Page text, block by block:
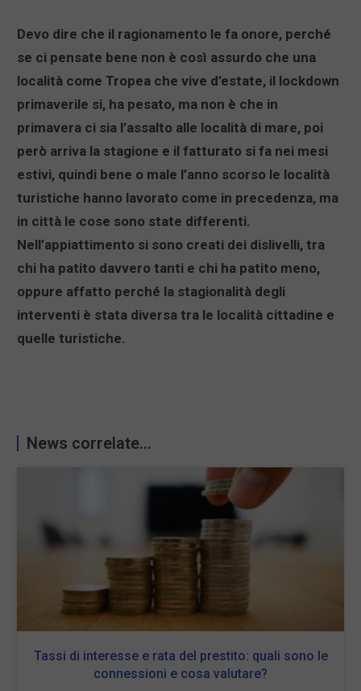
Devo dire che il ragionamento le fa onore, perché
se ci pensate bene non è così assurdo che una
località come Tropea che vive d’estate, il lockdown
primaverile si, ha pesato, ma non è che in
primavera ci sia l’assalto alle località di mare, poi
però arriva la stagione e il fatturato si fa nei mesi
estivi, quindi bene o male l’anno scorso le località
turistiche hanno lavorato come in precedenza, ma
in città le cose sono state differenti.
Nell’appiattimento si sono creati dei dislivelli, tra
chi ha patito davvero tanti e chi ha patito meno,
oppure affatto perché la stagionalità degli
interventi è stata diversa tra le località cittadine e
quelle turistiche.
News correlate...
Tassi di interesse e rata del prestito: quali sono le
connessioni e cosa valutare?